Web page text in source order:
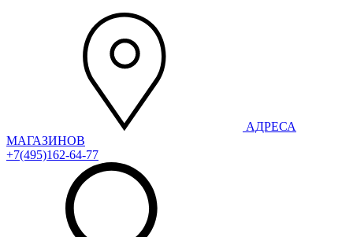
АДРЕСА
МАГАЗИНОВ
+7(495)162-64-77